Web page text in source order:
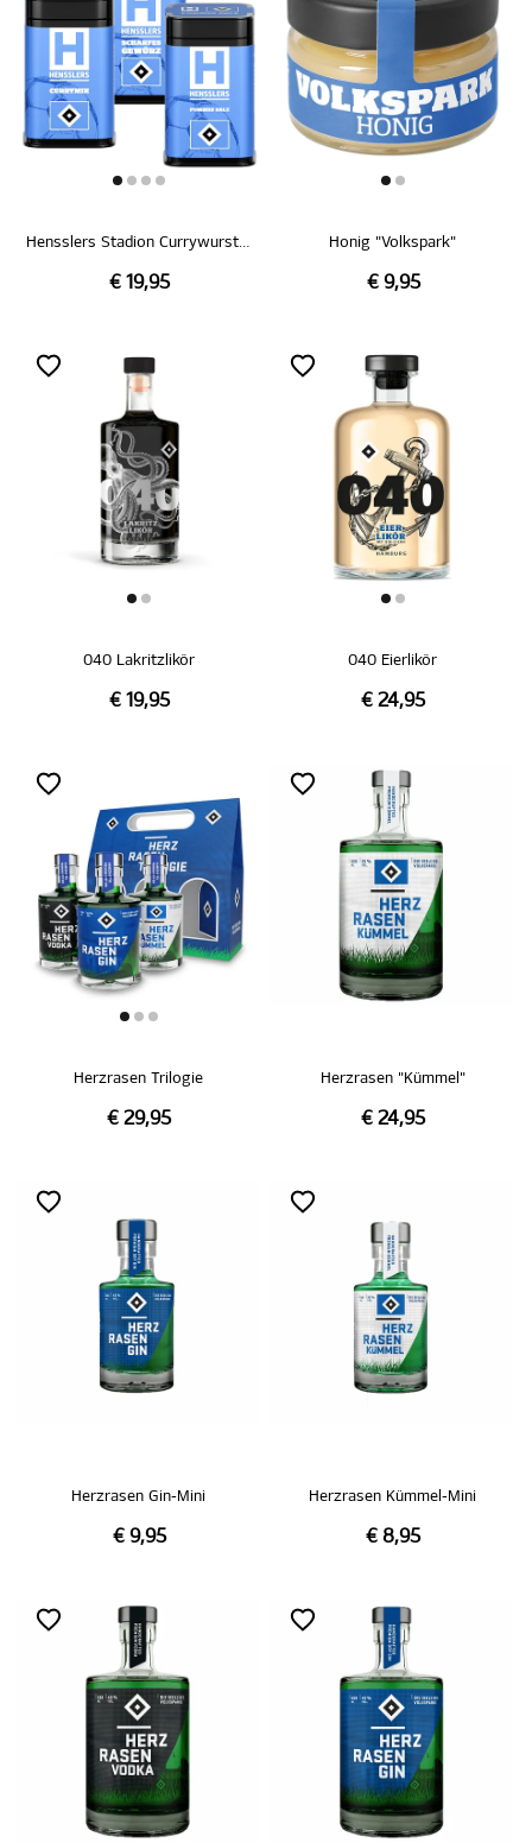
Hensslers Stadion Currywurst Set
€ 19,95
Honig "Volkspark"
€ 9,95
040 Lakritzlikör
€ 19,95
040 Eierlikör
€ 24,95
Herzrasen Trilogie
€ 29,95
Herzrasen "Kümmel"
€ 24,95
Herzrasen Gin-Mini
€ 9,95
Herzrasen Kümmel-Mini
€ 8,95